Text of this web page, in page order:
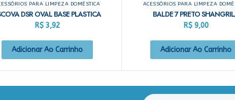
PARA LIMPEZA DOMÉSTICA
DSR OVAL BASE PLASTICA
R$3,92
Adicionar Ao Carrinho
ACESSÓRIOS PARA LIMPEZA
BALDE 7 PRETO
R$9,00
Adicionar Ao Carrinho